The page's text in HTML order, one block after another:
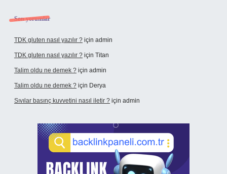
Son yorumlar
TDK gluten nasıl yazılır ? için admin
TDK gluten nasıl yazılır ? için Titan
Talim oldu ne demek ? için admin
Talim oldu ne demek ? için Derya
Sıvılar basınç kuvvetini nasıl iletir ? için admin